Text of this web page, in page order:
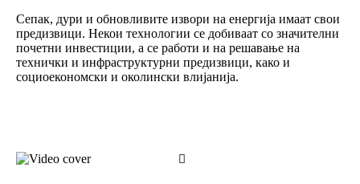
Сепак, дури и обновливите извори на енергија имаат свои
предизвици. Некои технологии се добиваат со значителни
почетни инвестиции, а се работи и на решавање на
технички и инфраструктурни предизвици, како и
социоекономски и околински влијанија.